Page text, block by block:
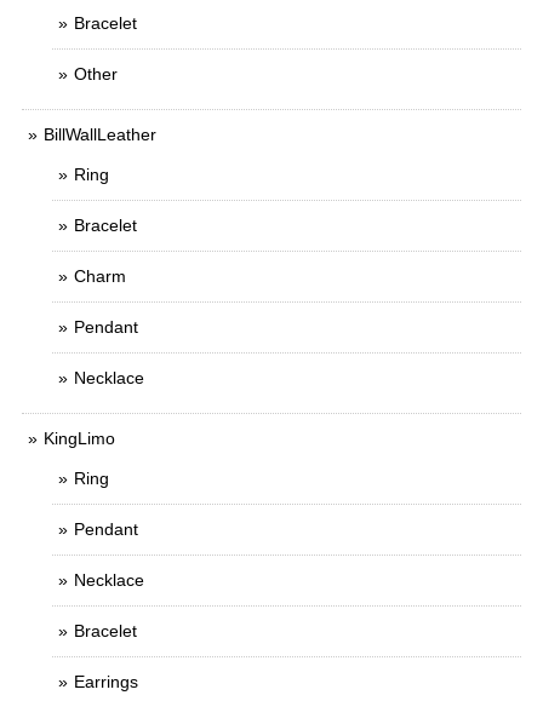
Bracelet
Other
BillWallLeather
Ring
Bracelet
Charm
Pendant
Necklace
KingLimo
Ring
Pendant
Necklace
Bracelet
Earrings